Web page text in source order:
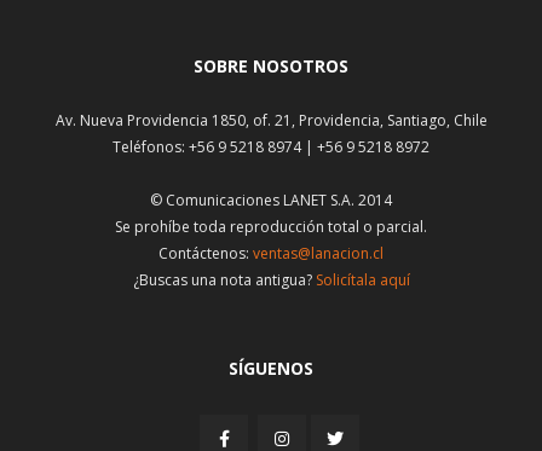
SOBRE NOSOTROS
Av. Nueva Providencia 1850, of. 21, Providencia, Santiago, Chile
Teléfonos: +56 9 5218 8974 | +56 9 5218 8972
© Comunicaciones LANET S.A. 2014
Se prohíbe toda reproducción total o parcial.
Contáctenos: ventas@lanacion.cl
¿Buscas una nota antigua? Solicítala aquí
SÍGUENOS